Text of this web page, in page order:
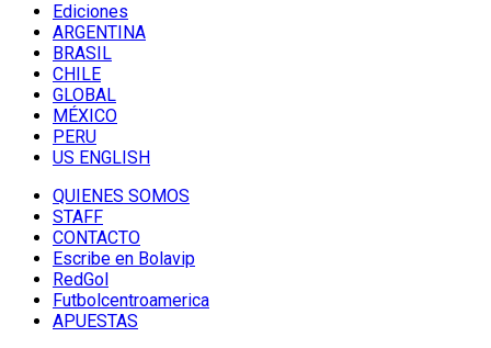
Ediciones
ARGENTINA
BRASIL
CHILE
GLOBAL
MÉXICO
PERU
US ENGLISH
QUIENES SOMOS
STAFF
CONTACTO
Escribe en Bolavip
RedGol
Futbolcentroamerica
APUESTAS